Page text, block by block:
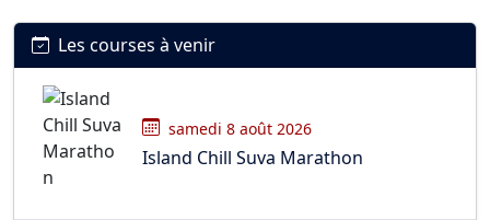
Les courses à venir
samedi 8 août 2026
Island Chill Suva Marathon